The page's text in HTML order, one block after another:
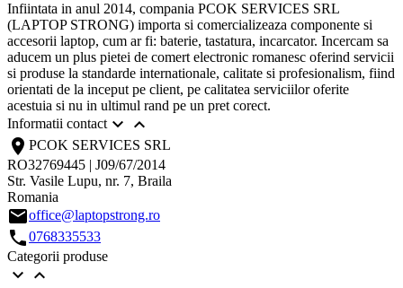
Infiintata in anul 2014, compania PCOK SERVICES SRL
(LAPTOP STRONG) importa si comercializeaza componente si
accesorii laptop, cum ar fi: baterie, tastatura, incarcator. Incercam sa
aducem un plus pietei de comert electronic romanesc oferind servicii
si produse la standarde internationale, calitate si profesionalism, fiind
orientati de la inceput pe client, pe calitatea serviciilor oferite
acestuia si nu in ultimul rand pe un pret corect.
Informatii contact 
location_on PCOK SERVICES SRL
RO32769445 | J09/67/2014
Str. Vasile Lupu, nr. 7, Braila
Romania
emailoffice@laptopstrong.ro
call0768335533
Categorii produse
 